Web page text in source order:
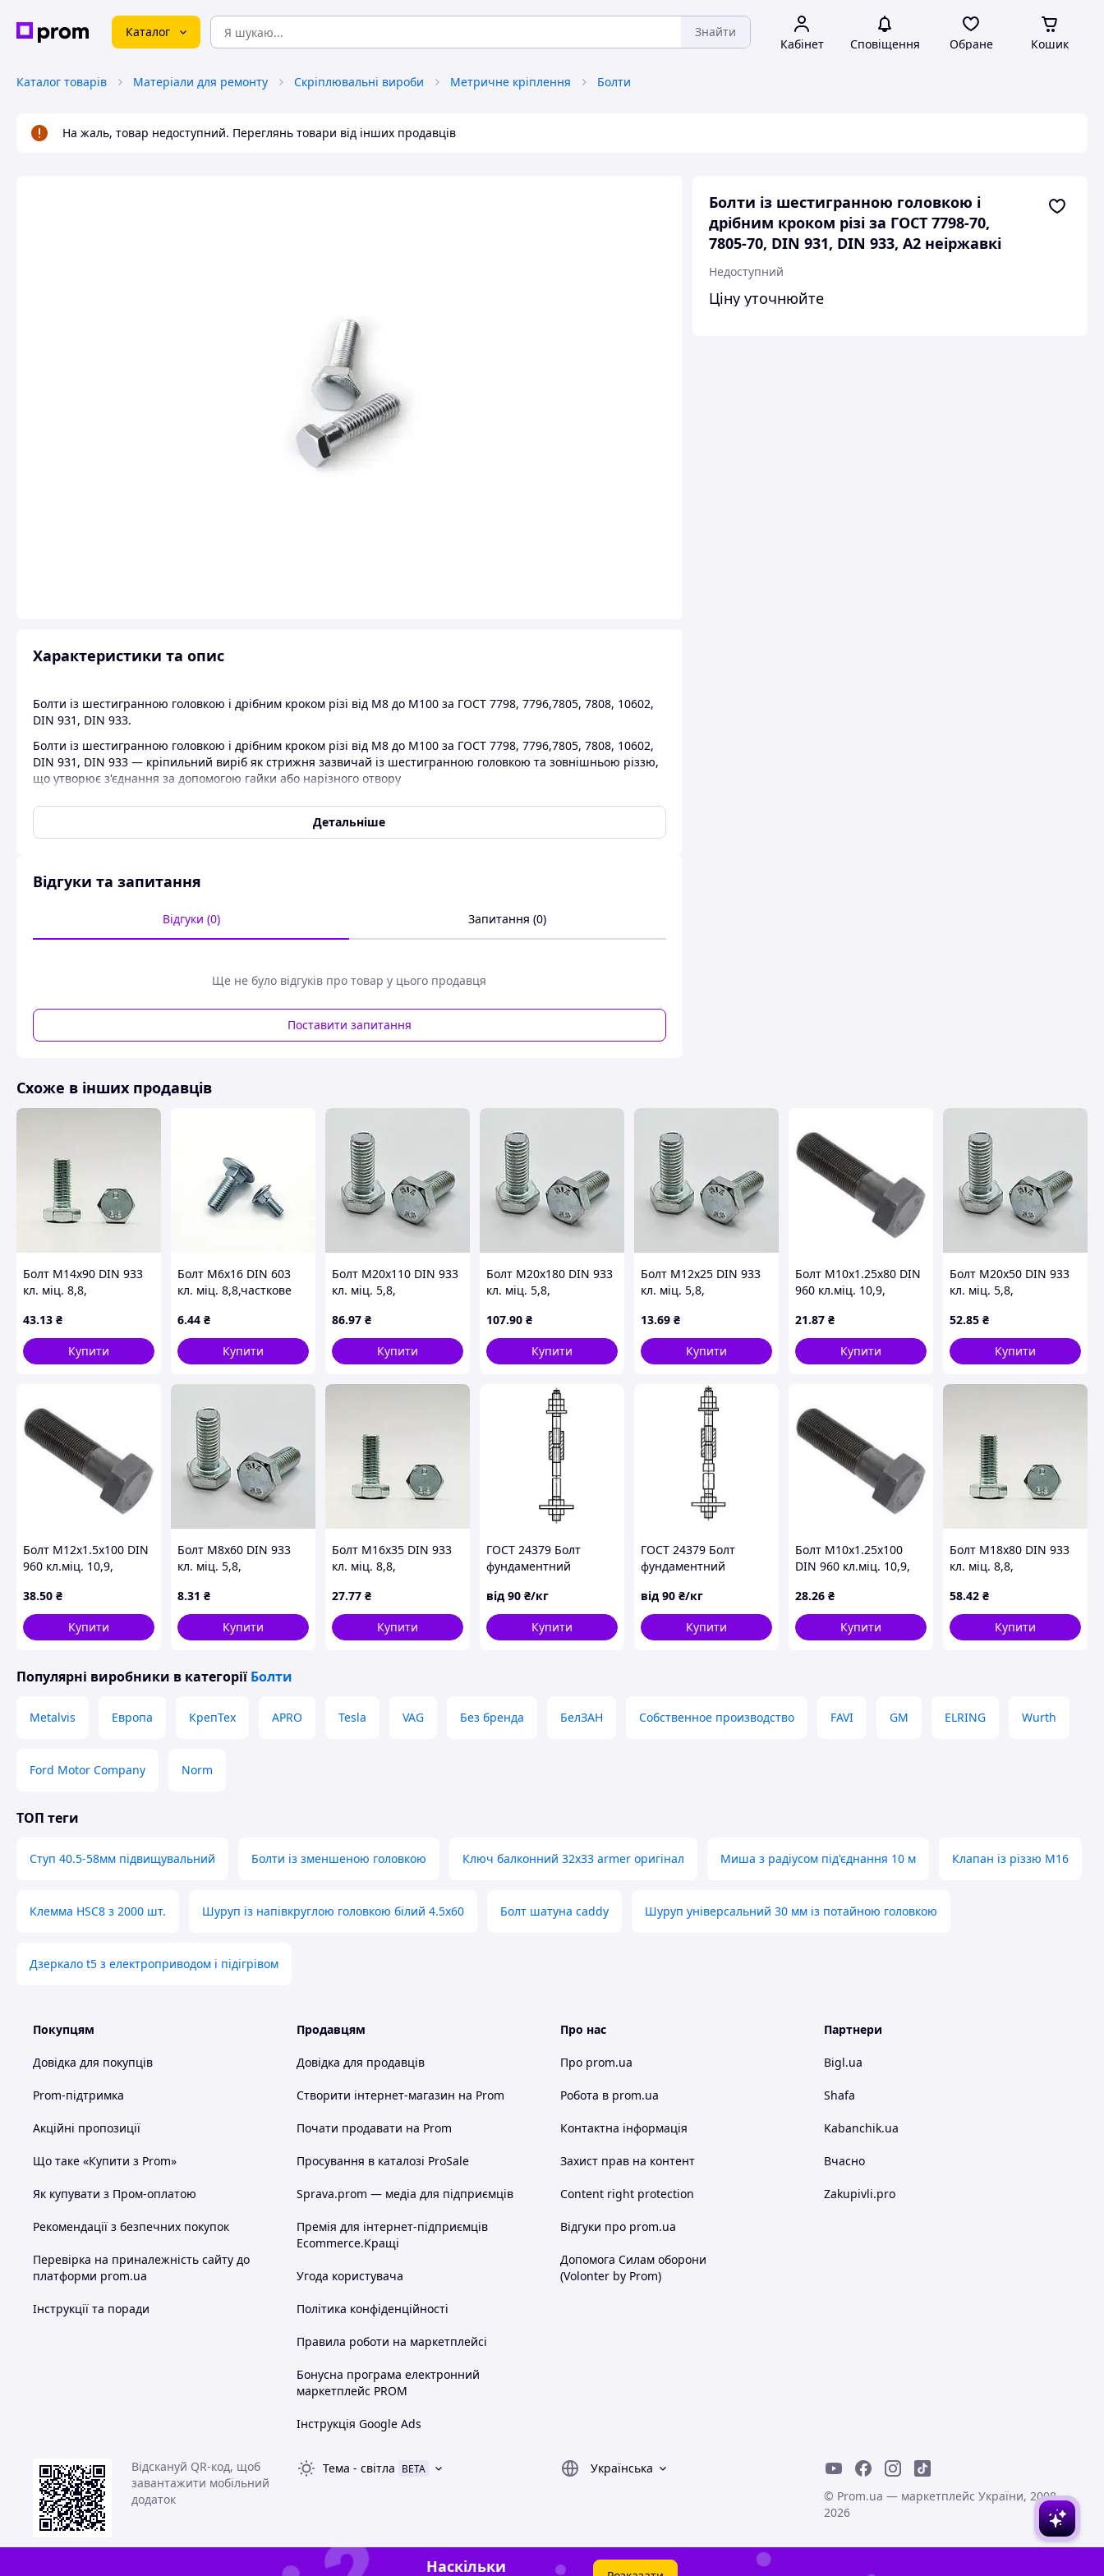
Каталог Знайти
Кабінет Сповіщення Обране Кошик
Каталог товарів Матеріали для ремонту Скріплювальні вироби Метричне кріплення Болти
На жаль, товар недоступний. Переглянь товари від інших продавців
Болти із шестигранною головкою і
дрібним кроком різі за ГОСТ 7798-70,
7805-70, DIN 931, DIN 933, А2 неіржавкі
Недоступний
Ціну уточнюйте
Характеристики та опис
Болти із шестигранною головкою і дрібним кроком різі від М8 до М100 за ГОСТ 7798, 7796,7805, 7808, 10602,
DIN 931, DIN 933.
Болти із шестигранною головкою і дрібним кроком різі від М8 до М100 за ГОСТ 7798, 7796,7805, 7808, 10602,
DIN 931, DIN 933 — кріпильний виріб як стрижня зазвичай із шестигранною головкою та зовнішньою різзю,
що утворює з'єднання за допомогою гайки або нарізного отвору
Дивитися інші болти із шестигранною головкою
Детальніше
Відгуки та запитання
Відгуки (0) Запитання (0)
Ще не було відгуків про товар у цього продавця
Поставити запитання
Схоже в інших продавців
Болт М14х90 DIN 933
кл. міц. 8,8,
43.13 ₴
Купити
Болт М6х16 DIN 603
кл. міц. 8,8,часткове
оцинкований
6.44 ₴
Купити
Болт М20х110 DIN 933
кл. міц. 5,8,
86.97 ₴
Купити
Болт М20х180 DIN 933
кл. міц. 5,8,
107.90 ₴
Купити
Болт М12х25 DIN 933
кл. міц. 5,8,
13.69 ₴
Купити
Болт М10х1.25х80 DIN
960 кл.міц. 10,9,
дрібний крок, без
покриття
21.87 ₴
Купити
Болт М20х50 DIN 933
кл. міц. 5,8,
52.85 ₴
Купити
Болт М12х1.5х100 DIN
960 кл.міц. 10,9,
дрібний крок, без
покриття
38.50 ₴
Купити
Болт М8х60 DIN 933
кл. міц. 5,8,
8.31 ₴
Купити
Болт М16х35 DIN 933
кл. міц. 8,8,
27.77 ₴
Купити
ГОСТ 24379 Болт
фундаментний
виконання 1 М42
від 90 ₴/кг
Купити
ГОСТ 24379 Болт
фундаментний
виконання 2 М48
від 90 ₴/кг
Купити
Болт М10х1.25х100
DIN 960 кл.міц. 10,9,
дрібний крок, без
покриття
28.26 ₴
Купити
Болт М18х80 DIN 933
кл. міц. 8,8,
58.42 ₴
Купити
Популярні виробники в категорії Болти
Metalvis Европа КрепТех APRO Tesla VAG Без бренда БелЗАН Собственное производство FAVI GM ELRING Wurth
Ford Motor Company Norm
ТОП теги
Ступ 40.5-58мм підвищувальний Болти із зменшеною головкою Ключ балконний 32х33 armer оригінал Миша з радіусом під'єднання 10 м Клапан із різзю М16
Клемма HSC8 з 2000 шт. Шуруп із напівкруглою головкою білий 4.5х60 Болт шатуна caddy Шуруп універсальний 30 мм із потайною головкою
Дзеркало t5 з електроприводом і підігрівом
Покупцям
Довідка для покупців
Prom-підтримка
Акційні пропозиції
Що таке «Купити з Prom»
Як купувати з Пром-оплатою
Рекомендації з безпечних покупок
Перевірка на приналежність сайту до
платформи prom.ua
Інструкції та поради
Продавцям
Довідка для продавців
Створити інтернет-магазин на Prom
Почати продавати на Prom
Просування в каталозі ProSale
Sprava.prom — медіа для підприємців
Премія для інтернет-підприємців
Ecommerce.Кращі
Угода користувача
Політика конфіденційності
Правила роботи на маркетплейсі
Бонусна програма електронний
маркетплейс PROM
Інструкція Google Ads
Про нас
Про prom.ua
Робота в prom.ua
Контактна інформація
Захист прав на контент
Content right protection
Відгуки про prom.ua
Допомога Силам оборони
(Volonter by Prom)
Партнери
Bigl.ua
Shafa
Kabanchik.ua
Вчасно
Zakupivli.pro
Відскануй QR-код, щоб
завантажити мобільний
додаток
Тема - світла BETA
Українська
© Prom.ua — маркетплейс України, 2008-
2026
Наскільки